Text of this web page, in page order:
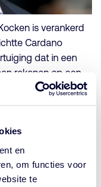
en
om functies voor
te
is verankerd
Cardano
dat in een
rekenen op een
schijnzekerheid
de Cardano-
de toekomst
gebaseerd moet